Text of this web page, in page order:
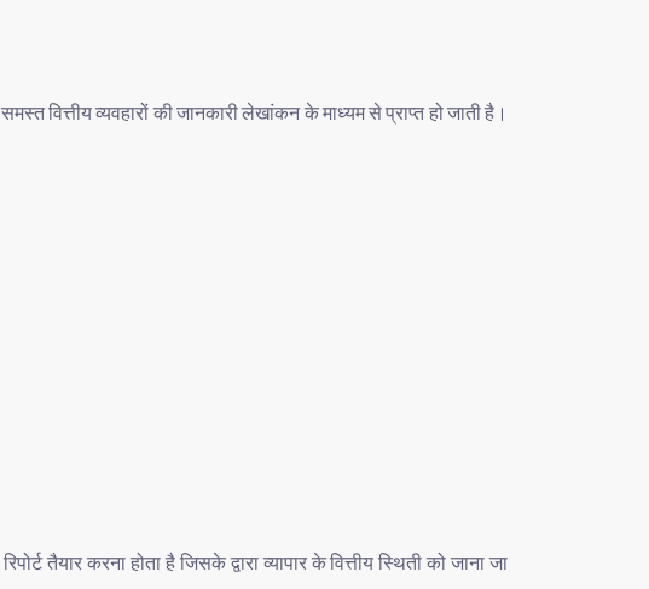
समस्तवित्तीयव्यवहारोंकीजानकारीलेखांकनकेमाध्यमसेप्राप्तहोजातीहै।
रिपोर्टतैयारकरनाहोताहैजिसकेद्वाराव्यापारकेवित्तीयस्थितीकोजानाजा